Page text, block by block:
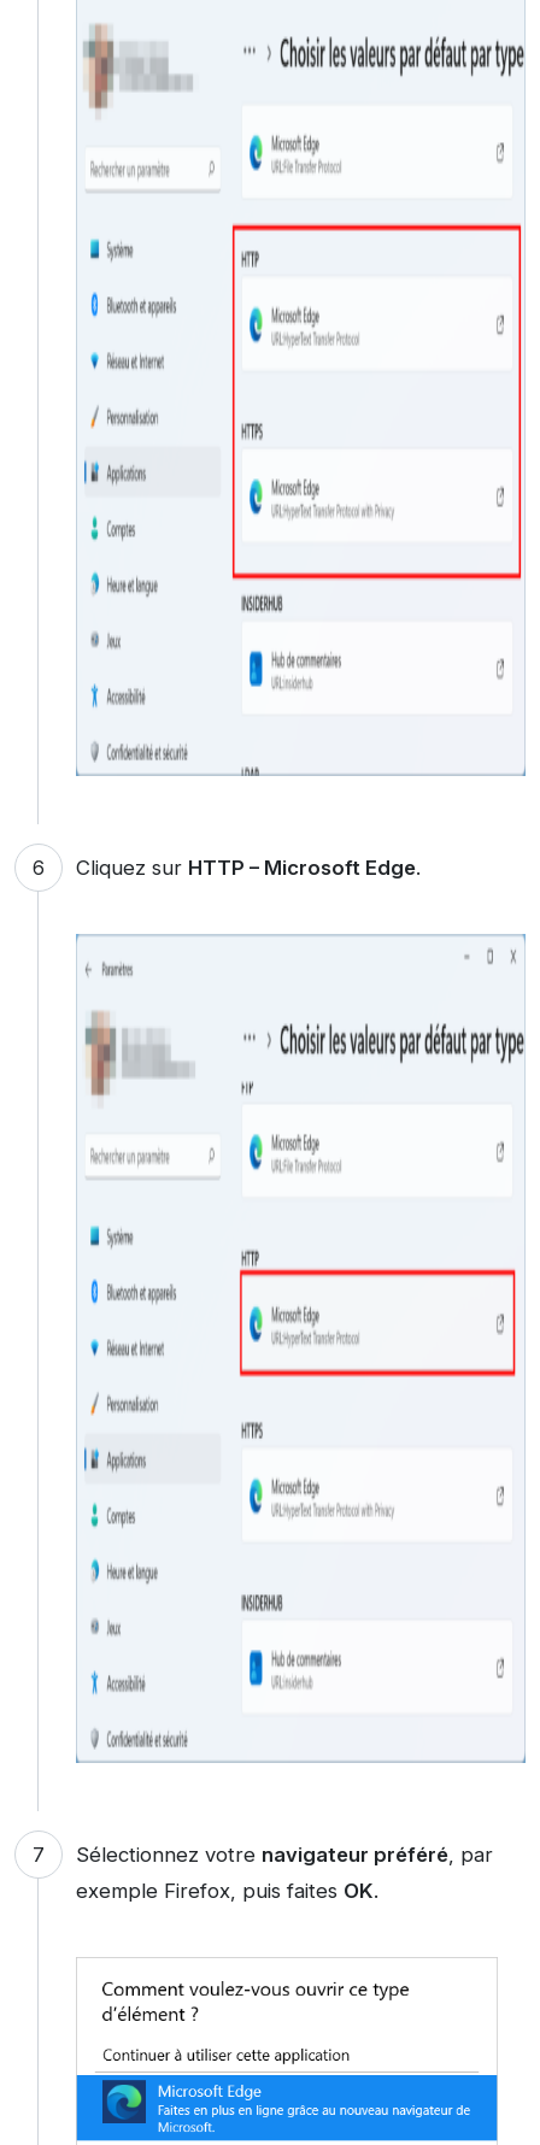
Cliquez sur HTTP – Microsoft Edge.
Sélectionnez votre navigateur préféré, par
exemple Firefox, puis faites OK.